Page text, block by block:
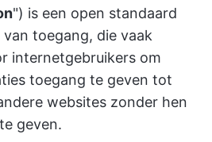
") is een open standaard
toegang, die vaak
internetgebruikers om
toegang te geven tot
websites zonder hen
geven.